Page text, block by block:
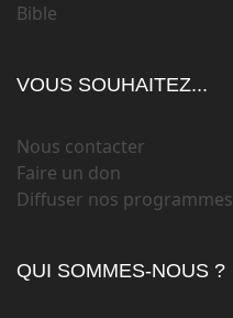
Bible
VOUS SOUHAITEZ...
Nous contacter
Faire un don
Diffuser nos programmes
QUI SOMMES-NOUS ?